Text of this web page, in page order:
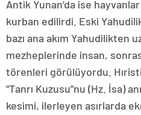
Antik Yunan’da ise
kurban edilirdi. Eski
bazı ana akım Yahudilikten
mezheplerinde insan,
törenleri görülüyordu.
“Tanrı Kuzusu”nu (Hz. İsa)
kesimi, ilerleyen asırlarda